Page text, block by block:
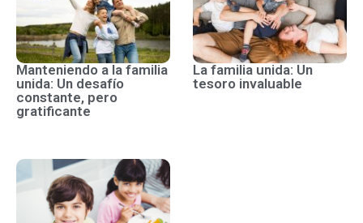
Manteniendo a la familia
unida: Un desafío
constante, pero
gratificante
La familia unida: Un
tesoro invaluable